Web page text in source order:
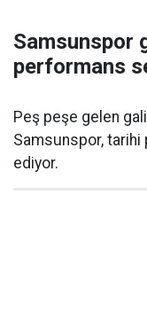
Samsunspor
performans
Peş peşe gelen
Samsunspor, tarihi
ediyor.